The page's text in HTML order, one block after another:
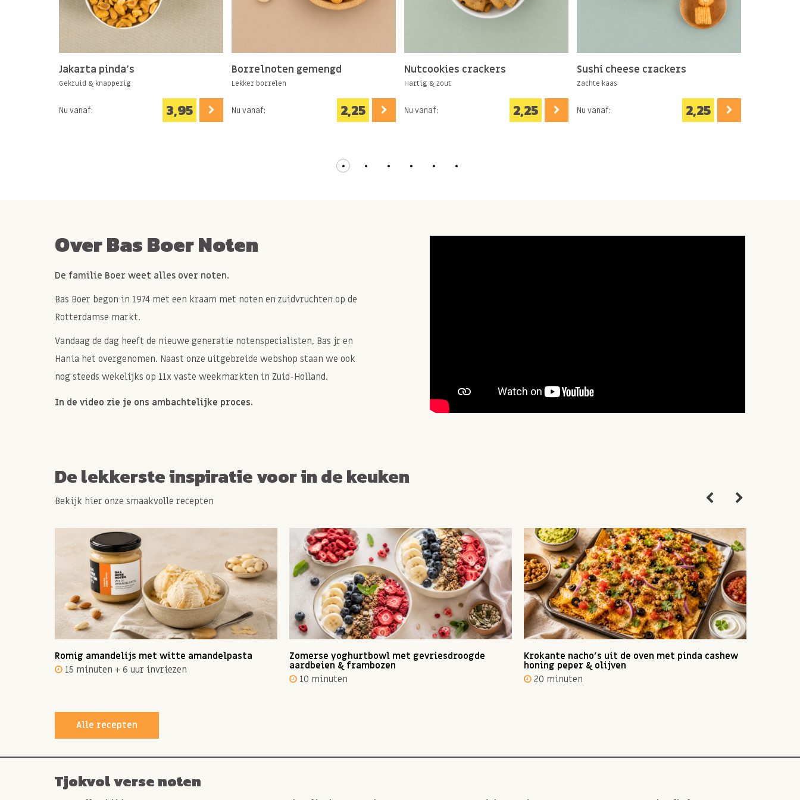
Jakarta pinda's
Gekruid & knapperig
Nu vanaf: 3,95
Borrelnoten gemengd
Lekker borrelen
Nu vanaf: 2,25
Nutcookies crackers
Hartig & zout
Nu vanaf: 2,25
Sushi cheese crackers
Zachte kaas
Nu vanaf: 2,25
Over Bas Boer Noten
De familie Boer weet alles over noten.
Bas Boer begon in 1974 met een kraam met noten en zuidvruchten op de
Rotterdamse markt.
Vandaag de dag heeft de nieuwe generatie notenspecialisten, Bas jr en
Hania het overgenomen. Naast onze uitgebreide webshop staan we ook
nog steeds wekelijks op 11x vaste weekmarkten in Zuid-Holland.
In de video zie je ons ambachtelijke proces.
De lekkerste inspiratie voor in de keuken
Bekijk hier onze smaakvolle recepten
Romig amandelijs met witte amandelpasta
15 minuten + 6 uur invriezen
Zomerse yoghurtbowl met gevriesdroogde
aardbeien & frambozen
10 minuten
Krokante nacho's uit de oven met pinda cashew
honing peper & olijven
20 minuten
Alle recepten
Tjokvol verse noten